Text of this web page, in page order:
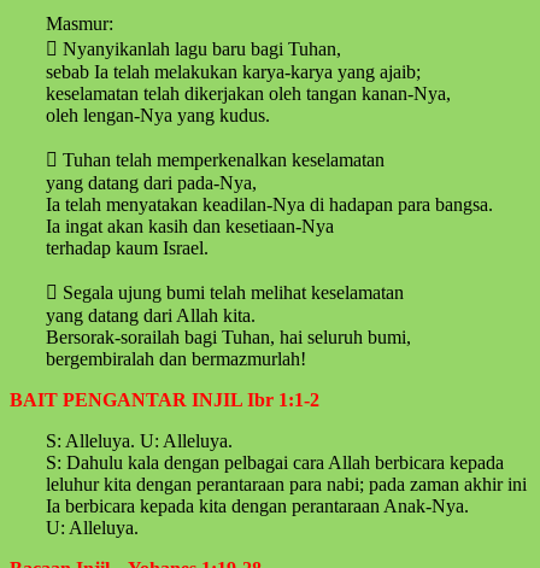
Masmur:
 Nyanyikanlah lagu baru bagi Tuhan,
sebab Ia telah melakukan karya-karya yang ajaib;
keselamatan telah dikerjakan oleh tangan kanan-Nya,
oleh lengan-Nya yang kudus.
 Tuhan telah memperkenalkan keselamatan
yang datang dari pada-Nya,
Ia telah menyatakan keadilan-Nya di hadapan para bangsa.
Ia ingat akan kasih dan kesetiaan-Nya
terhadap kaum Israel.
 Segala ujung bumi telah melihat keselamatan
yang datang dari Allah kita.
Bersorak-sorailah bagi Tuhan, hai seluruh bumi,
bergembiralah dan bermazmurlah!
BAIT PENGANTAR INJIL Ibr 1:1-2
S: Alleluya. U: Alleluya.
S: Dahulu kala dengan pelbagai cara Allah berbicara kepada
leluhur kita dengan perantaraan para nabi; pada zaman akhir ini
Ia berbicara kepada kita dengan perantaraan Anak-Nya.
U: Alleluya.